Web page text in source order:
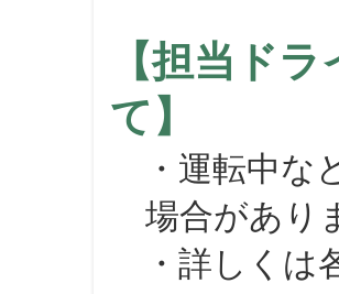
【担当ド
て】
・運転中な
場合があり
・詳しくは